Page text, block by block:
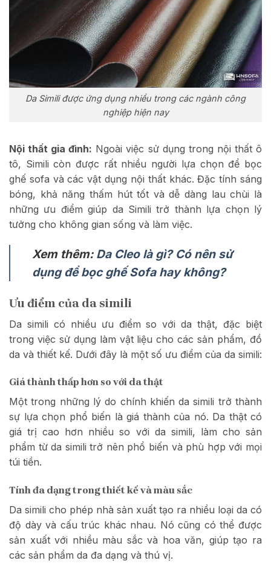
Da Simili được ứng dụng nhiều trong các ngành công
nghiệp hiện nay
Nội thất gia đình: Ngoài việc sử dụng trong nội thất ô
tô, Simili còn được rất nhiều người lựa chọn để bọc
ghế sofa và các vật dụng nội thất khác. Đặc tính sáng
bóng, khả năng thấm hút tốt và dễ dàng lau chùi là
những ưu điểm giúp da Simili trở thành lựa chọn lý
tưởng cho không gian sống và làm việc.
Xem thêm: Da Cleo là gì? Có nên sử
dụng để bọc ghế Sofa hay không?
Ưu điểm của da simili
Da simili có nhiều ưu điểm so với da thật, đặc biệt
trong việc sử dụng làm vật liệu cho các sản phẩm, đồ
da và thiết kế. Dưới đây là một số ưu điểm của da simili:
Giá thành thấp hơn so với da thật
Một trong những lý do chính khiến da simili trở thành
sự lựa chọn phổ biến là giá thành của nó. Da thật có
giá trị cao hơn nhiều so với da simili, làm cho sản
phẩm từ da simili trở nên phổ biến và phù hợp với mọi
túi tiền.
Tính đa dạng trong thiết kế và màu sắc
Da simili cho phép nhà sản xuất tạo ra nhiều loại da có
độ dày và cấu trúc khác nhau. Nó cũng có thể được
sản xuất với nhiều màu sắc và hoa văn, giúp tạo ra
các sản phẩm da đa dạng và thú vị.